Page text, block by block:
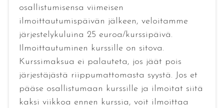
osallistumisensa viimeisen
ilmoittautumispäivän jälkeen, veloitamme
järjestelykuluina 25 euroa/kurssipäivä.
Ilmoittautuminen kurssille on sitova.
Kurssimaksua ei palauteta, jos jäät pois
järjestäjästä riippumattomasta syystä. Jos et
pääse osallistumaan kurssille ja ilmoitat siitä
kaksi viikkoa ennen kurssia, voit ilmoittaa